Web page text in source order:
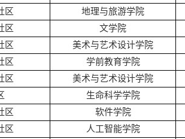
区 地理与旅游学院
区 文学院
区 美术与艺术设计学院
区 学前教育学院
区 美术与艺术设计学院
生命科学学院
区 软件学院
区 人工智能学院